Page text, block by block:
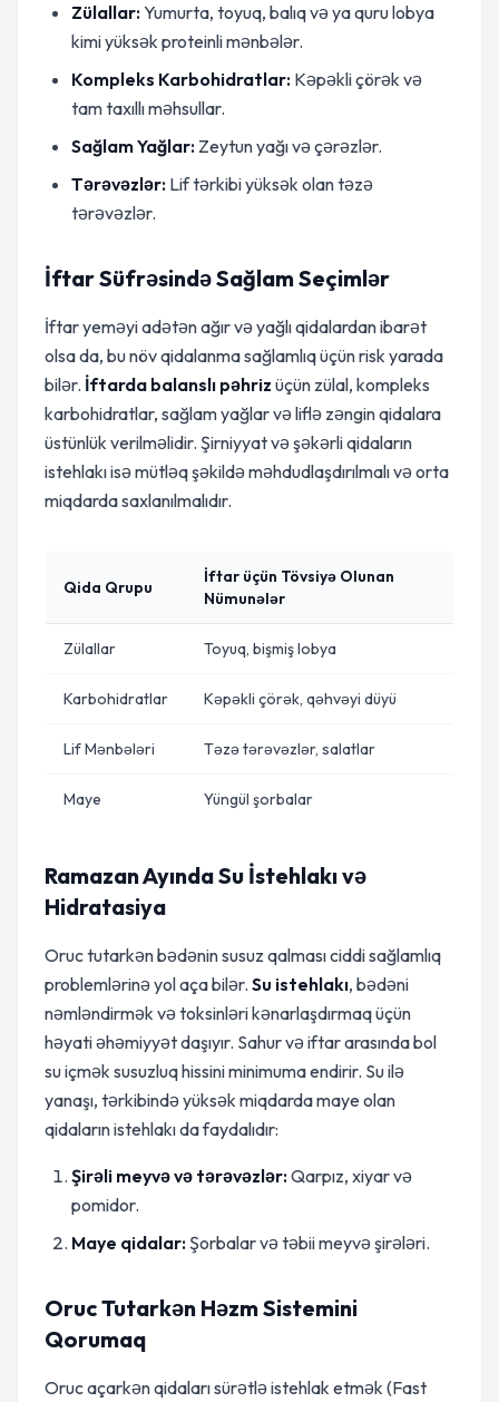
Zülallar:Yumurta, toyuq, balıq və ya quru lobya
kimi yüksək proteinli mənbələr.
Kompleks Karbohidratlar: Kəpəkli çörək və
tam taxıllı məhsullar.
Sağlam Yağlar: Zeytun yağı və çərəzlər.
Tərəvəzlər: Lif tərkibi yüksək olan təzə
tərəvəzlər.
İftar Süfrəsində Sağlam Seçimlər
İftar yeməyi adətən ağır və yağlı qidalardan ibarət
olsa da, bu növ qidalanma sağlamlıq üçün risk yarada
bilər. İftarda balanslı pəhriz üçün zülal, kompleks
karbohidratlar, sağlam yağlar və liflə zəngin qidalara
üstünlük verilməlidir. Şirniyyat və şəkərli qidaların
istehlakı isə mütləq şəkildə məhdudlaşdırılmalı və orta
miqdarda saxlanılmalıdır.
Qida Qrupu
İftar üçün Tövsiyə Olunan
Nümunələr
Zülallar Toyuq, bişmiş lobya
Karbohidratlar Kəpəkli çörək, qəhvəyi düyü
Lif Mənbələri Təzə tərəvəzlər, salatlar
Maye Yüngül şorbalar
Ramazan Ayında Su İstehlakı və
Hidratasiya
Oruc tutarkən bədənin susuz qalması ciddi sağlamlıq
problemlərinə yol aça bilər. Su istehlakı, bədəni
nəmləndirmək və toksinləri kənarlaşdırmaq üçün
həyati əhəmiyyət daşıyır. Sahur və iftar arasında bol
su içmək susuzluq hissini minimuma endirir. Su ilə
yanaşı, tərkibində yüksək miqdarda maye olan
qidaların istehlakı da faydalıdır:
Şirəli meyvə və tərəvəzlər:Qarpız, xiyar və
pomidor.
Maye qidalar:Şorbalar və təbii meyvə şirələri.
Oruc Tutarkən Həzm Sistemini
Qorumaq
Oruc açarkən qidaları sürətlə istehlak etmək (Fast